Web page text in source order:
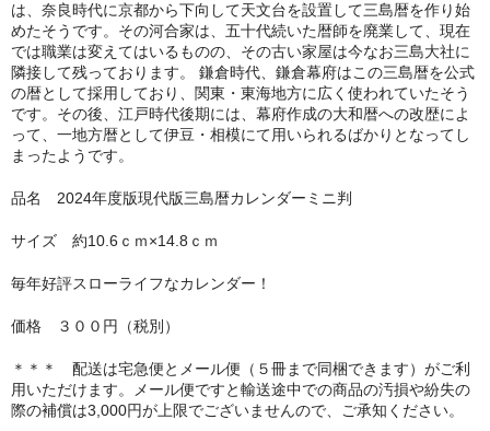
は、奈良時代に京都から下向して天文台を設置して三島暦を作り始
めたそうです。その河合家は、五十代続いた暦師を廃業して、現在
では職業は変えてはいるものの、その古い家屋は今なお三島大社に
隣接して残っております。 鎌倉時代、鎌倉幕府はこの三島暦を公式
の暦として採用しており、関東・東海地方に広く使われていたそう
です。その後、江戸時代後期には、幕府作成の大和暦への改歴によ
って、一地方暦として伊豆・相模にて用いられるばかりとなってし
まったようです。
品名 2024年度版現代版三島暦カレンダーミニ判
サイズ 約10.6ｃｍ×14.8ｃｍ
毎年好評スローライフなカレンダー！
価格 ３００円（税別）
＊＊＊ 配送は宅急便とメール便（５冊まで同梱できます）がご利
用いただけます。メール便ですと輸送途中での商品の汚損や紛失の
際の補償は3,000円が上限でございませんので、ご承知ください。